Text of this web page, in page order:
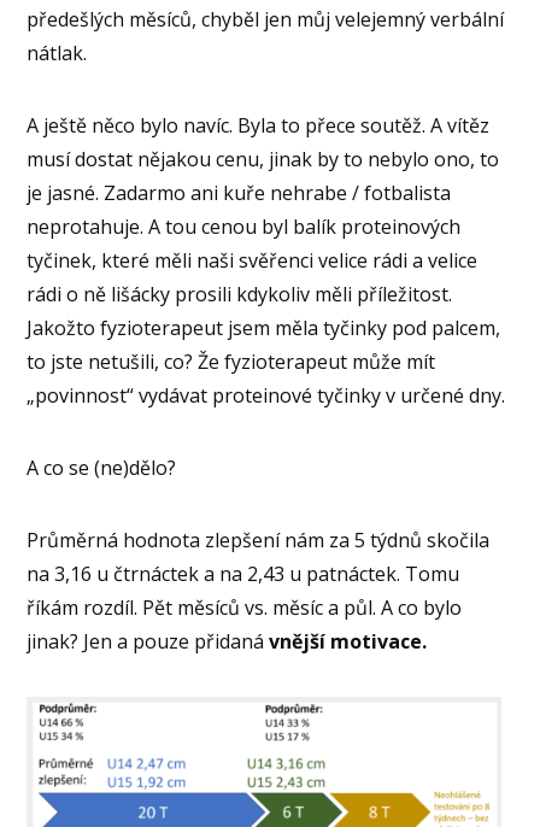
předešlých měsíců, chyběl jen můj velejemný verbální
nátlak.
A ještě něco bylo navíc. Byla to přece soutěž. A vítěz
musí dostat nějakou cenu, jinak by to nebylo ono, to
je jasné. Zadarmo ani kuře nehrabe / fotbalista
neprotahuje. A tou cenou byl balík proteinových
tyčinek, které měli naši svěřenci velice rádi a velice
rádi o ně lišácky prosili kdykoliv měli příležitost.
Jakožto fyzioterapeut jsem měla tyčinky pod palcem,
to jste netušili, co? Že fyzioterapeut může mít
„povinnost“ vydávat proteinové tyčinky v určené dny.
A co se (ne)dělo?
Průměrná hodnota zlepšení nám za 5 týdnů skočila
na 3,16 u čtrnáctek a na 2,43 u patnáctek. Tomu
říkám rozdíl. Pět měsíců vs. měsíc a půl. A co bylo
jinak? Jen a pouze přidanávnější motivace.